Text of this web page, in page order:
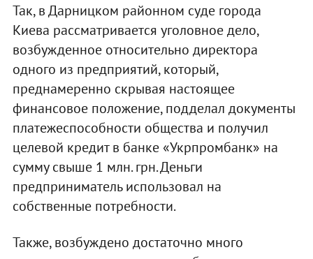
Так, в Дарницком районном суде города
Киева рассматривается уголовное дело,
возбужденное относительно директора
одного из предприятий, который,
преднамеренно скрывая настоящее
финансовое положение, подделал документы
платежеспособности общества и получил
целевой кредит в банке «Укрпромбанк» на
сумму свыше 1 млн. грн. Деньги
предприниматель использовал на
собственные потребности.
Также, возбуждено достаточно много